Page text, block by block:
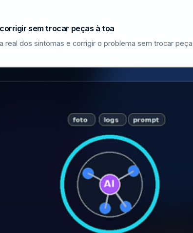
sem trocar peças à toa
real dos sintomas e corrigir o problema sem trocar